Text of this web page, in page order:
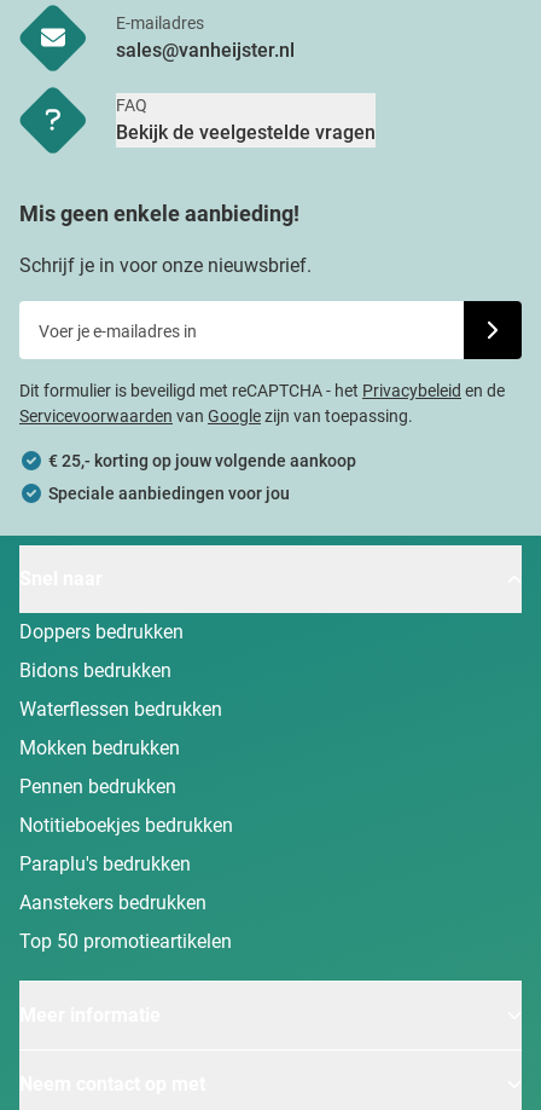
E-mailadres
sales@vanheijster.nl
FAQ
Bekijk de veelgestelde vragen
Mis geen enkele aanbieding!
Schrijf je in voor onze nieuwsbrief.
Dit formulier is beveiligd met reCAPTCHA - het Privacybeleid en de
Servicevoorwaarden van Googlezijn van toepassing.
€ 25,- korting op jouw volgende aankoop
Speciale aanbiedingen voor jou
Doppers bedrukken
Bidons bedrukken
Waterflessen bedrukken
Mokken bedrukken
Pennen bedrukken
Notitieboekjes bedrukken
Paraplu's bedrukken
Aanstekers bedrukken
Top 50 promotieartikelen